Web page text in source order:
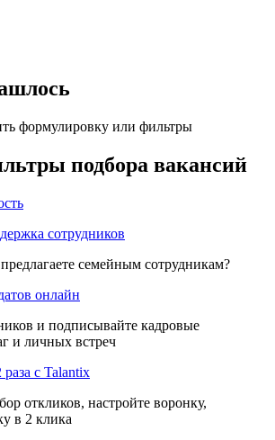
формулировку или фильтры
подбора вакансий
сотрудников
семейным сотрудникам?
онлайн
и подписывайте кадровые
и личных встреч
раза с Talantix
откликов, настройте воронку,
в 2 клика